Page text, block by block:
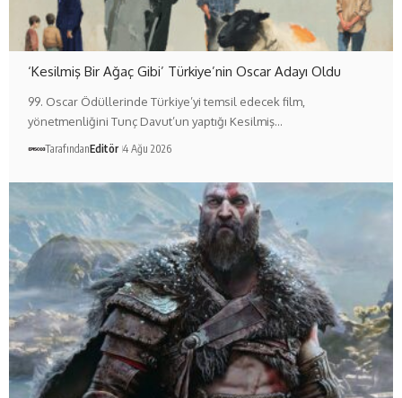
‘Kesilmiş Bir Ağaç Gibi’ Türkiye’nin Oscar Adayı Oldu
99. Oscar Ödüllerinde Türkiye’yi temsil edecek film,
yönetmenliğini Tunç Davut’un yaptığı Kesilmiş…
TarafındanEditör 4 Ağu 2026